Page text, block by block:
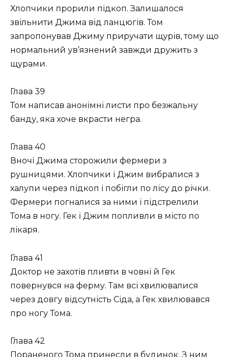
Хлопчики прорили підкоп. Залишалося
звільнити Джима від ланцюгів. Том
запропонував Джиму приручати щурів, тому що
нормальний ув’язнений завжди дружить з
щурами.
Глава 39
Том написав анонімні листи про безжальну
банду, яка хоче вкрасти негра.
Глава 40
Вночі Джима сторожили фермери з
рушницями. Хлопчики і Джим вибралися з
халупи через підкоп і побігли по лісу до річки.
Фермери погналися за ними і підстрелили
Тома в ногу. Гек і Джим попливли в місто по
лікаря.
Глава 41
Доктор не захотів пливти в човні й Гек
повернувся на ферму. Там всі хвилювалися
через довгу відсутність Сіда, а Гек хвилювався
про ногу Тома.
Глава 42
Пораненого Тома принесли в будинок. З ним